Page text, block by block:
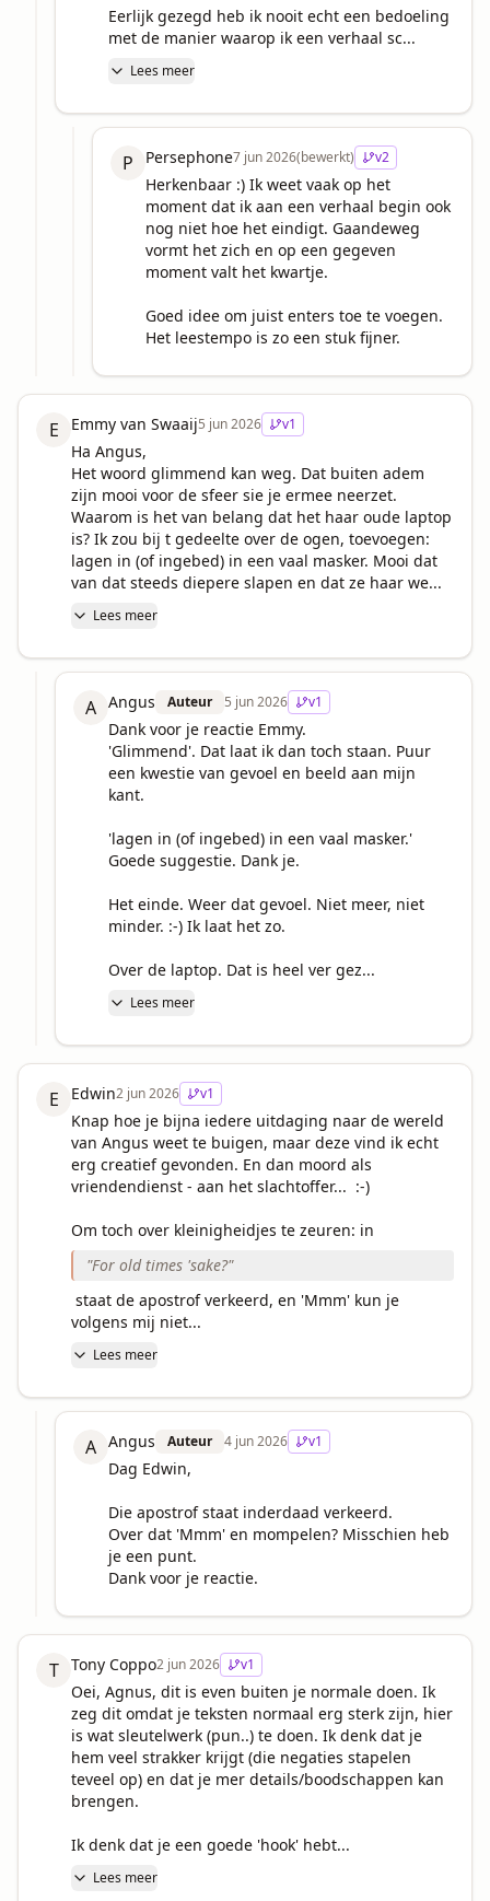
Eerlijk gezegd heb ik nooit echt een bedoeling
met de manier waarop ik een verhaal sc...
Lees meer
P Persephone7 jun 2026(bewerkt) v2
Herkenbaar :) Ik weet vaak op het
moment dat ik aan een verhaal begin ook
nog niet hoe het eindigt. Gaandeweg
vormt het zich en op een gegeven
moment valt het kwartje.
Goed idee om juist enters toe te voegen.
Het leestempo is zo een stuk fijner.
E Emmy van Swaaij5 jun 2026 v1
Ha Angus,
Het woord glimmend kan weg. Dat buiten adem
zijn mooi voor de sfeer sie je ermee neerzet.
Waarom is het van belang dat het haar oude laptop
is? Ik zou bij t gedeelte over de ogen, toevoegen:
lagen in (of ingebed) in een vaal masker. Mooi dat
van dat steeds diepere slapen en dat ze haar we...
Lees meer
A Angus Auteur 5 jun 2026 v1
Dank voor je reactie Emmy.
'Glimmend'. Dat laat ik dan toch staan. Puur
een kwestie van gevoel en beeld aan mijn
kant.
'lagen in (of ingebed) in een vaal masker.'
Goede suggestie. Dank je.
Het einde. Weer dat gevoel. Niet meer, niet
minder. :-) Ik laat het zo.
Over de laptop. Dat is heel ver gez...
Lees meer
E Edwin2 jun 2026 v1
Knap hoe je bijna iedere uitdaging naar de wereld
van Angus weet te buigen, maar deze vind ik echt
erg creatief gevonden. En dan moord als
vriendendienst - aan het slachtoffer...  :-)
Om toch over kleinigheidjes te zeuren: in
"For old times 'sake?"
volgens mij niet...
Lees meer
A Angus Auteur 4 jun 2026 v1
Dag Edwin,
Die apostrof staat inderdaad verkeerd.
Over dat 'Mmm' en mompelen? Misschien heb
je een punt.
Dank voor je reactie.
T Tony Coppo2 jun 2026 v1
Oei, Agnus, dit is even buiten je normale doen. Ik
zeg dit omdat je teksten normaal erg sterk zijn, hier
is wat sleutelwerk (pun..) te doen. Ik denk dat je
hem veel strakker krijgt (die negaties stapelen
teveel op) en dat je mer details/boodschappen kan
brengen.
Ik denk dat je een goede 'hook' hebt...
Lees meer